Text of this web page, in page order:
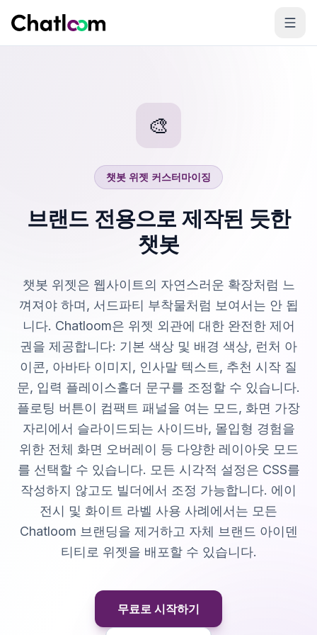
🎨
챗봇 위젯 커스터마이징
브랜드 전용으로 제작된 듯한
챗봇
챗봇 위젯은 웹사이트의 자연스러운 확장처럼 느
껴져야 하며, 서드파티 부착물처럼 보여서는 안 됩
니다. Chatloom은 위젯 외관에 대한 완전한 제어
권을 제공합니다: 기본 색상 및 배경 색상, 런처 아
이콘, 아바타 이미지, 인사말 텍스트, 추천 시작 질
문, 입력 플레이스홀더 문구를 조정할 수 있습니다.
플로팅 버튼이 컴팩트 패널을 여는 모드, 화면 가장
자리에서 슬라이드되는 사이드바, 몰입형 경험을
위한 전체 화면 오버레이 등 다양한 레이아웃 모드
를 선택할 수 있습니다. 모든 시각적 설정은 CSS를
작성하지 않고도 빌더에서 조정 가능합니다. 에이
전시 및 화이트 라벨 사용 사례에서는 모든
Chatloom 브랜딩을 제거하고 자체 브랜드 아이덴
티티로 위젯을 배포할 수 있습니다.
무료로 시작하기